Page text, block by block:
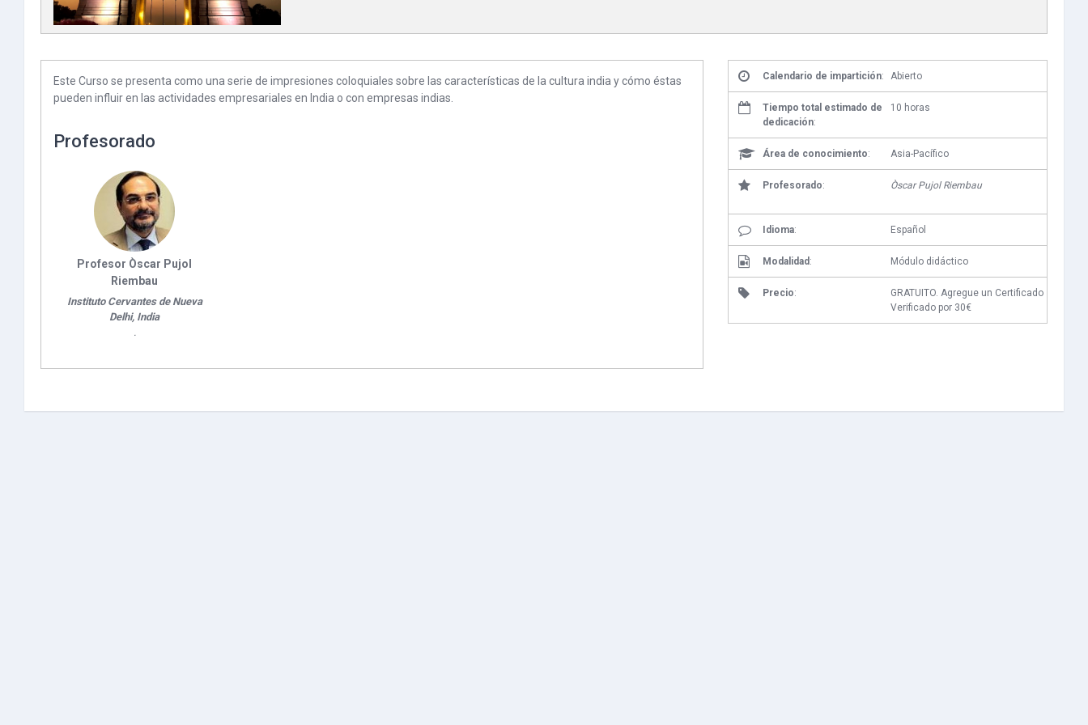
Este Curso se presenta como una serie de impresiones coloquiales sobre las características de la cultura india y cómo éstas
pueden influir en las actividades empresariales en India o con empresas indias.
Profesorado
Profesor Òscar Pujol
Riembau
Instituto Cervantes de Nueva
Delhi, India
Calendario de impartición: Abierto
Tiempo total estimado de
dedicación:
10 horas
Área de conocimiento: Asia-Pacífico
Profesorado: Òscar Pujol Riembau
Idioma: Español
Modalidad : Módulo didáctico
Precio:
GRATUITO. Agregue un Certificado
Verificado por 30€